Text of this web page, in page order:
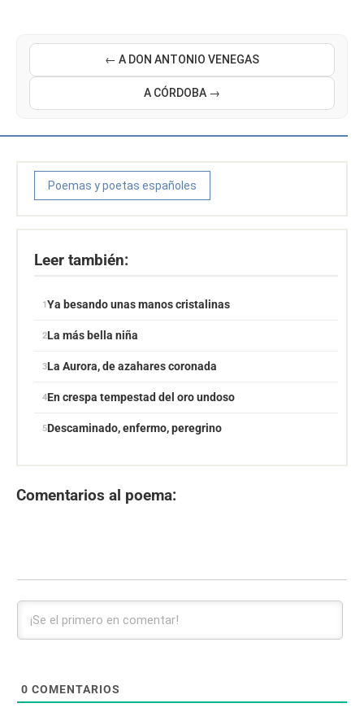
← A DON ANTONIO VENEGAS
A CÓRDOBA →
Poemas y poetas españoles
Leer también:
Ya besando unas manos cristalinas
La más bella niña
La Aurora, de azahares coronada
En crespa tempestad del oro undoso
Descaminado, enfermo, peregrino
Comentarios al poema:
0 COMENTARIOS